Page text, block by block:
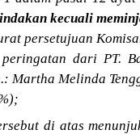
kecuali
persetujuan
dari PT.
Martha Melinda
di atas